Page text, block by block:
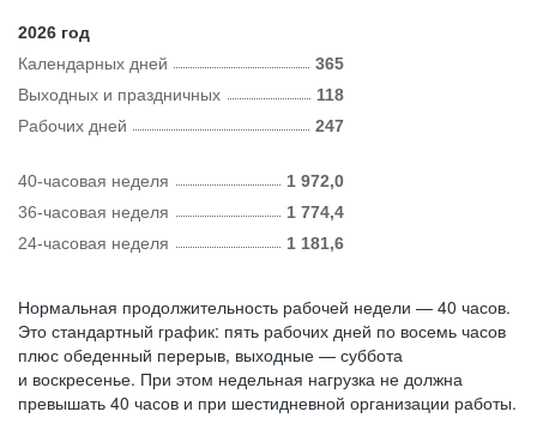
2026 год
Календарных дней
365
Рабочих дней 247
Выходных и праздничных 118
40-часовая неделя
1 972,0
36-часовая неделя
1 774,4
24-часовая неделя
1 181,6
Нормальная продолжительность рабочей недели — 40 часов.
Это стандартный график: пять рабочих дней по восемь часов
плюс обеденный перерыв, выходные — суббота
и воскресенье. При этом недельная нагрузка не должна
превышать 40 часов и при шестидневной организации работы.